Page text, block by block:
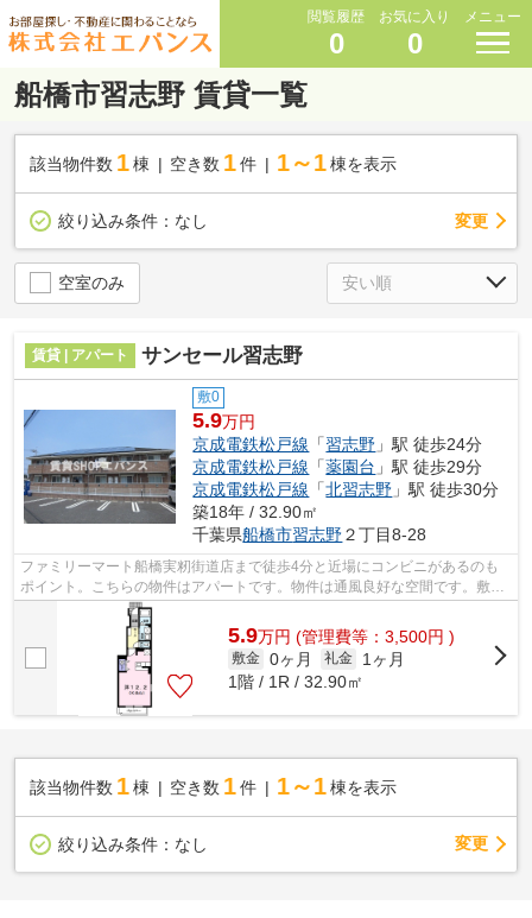
閲覧履歴
0
お気に入り
0
メニュー
船橋市習志野 賃貸一覧
該当物件数 1棟 空き数 1 件 1～1 棟を表示
絞り込み条件： なし 変更
空室のみ
賃貸 | アパート サンセール習志野
敷0
5.9万円
京成電鉄松戸線 「習志野 」駅 徒歩24分
京成電鉄松戸線 「薬園台 」駅 徒歩29分
京成電鉄松戸線 「北習志野 」駅 徒歩30分
築18年 / 32.90㎡
千葉県船橋市習志野２丁目8-28
ファミリーマート船橋実籾街道店まで徒歩4分と近場にコンビニがあるのも
ポイント。こちらの物件はアパートです。物件は通風良好な空間です。敷地
内にゴミ置き場を備えているので敷地外...
5.9万円 (管理費等：3,500円 )
敷金 0ヶ月 礼金
1ヶ月
1階 / 1R / 32.90㎡
該当物件数 1棟 空き数 1 件 1～1 棟を表示
絞り込み条件： なし 変更